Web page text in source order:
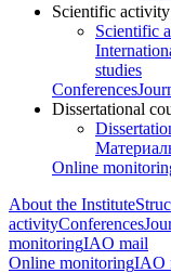
Scientific activity
Scientific
studies
Conferences
Dissertational
Online
About the Institute
activityConferences
monitoringIAO mail
Online monitoringIAO